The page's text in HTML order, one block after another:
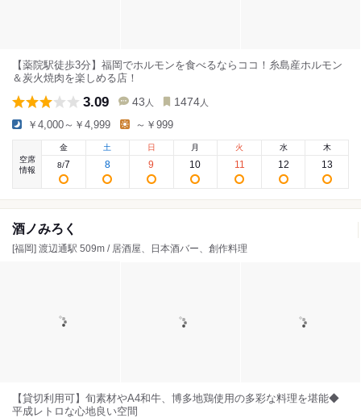
【薬院駅徒歩3分】福岡でホルモンを食べるならココ！糸島産ホルモン
＆炭火焼肉を楽しめる店！
3.09 43 人 1474 人
￥4,000～￥4,999 ～￥999
空席
情報
金
8/7
土
8
日
9
月
10
火
11
水
12
木
13
酒ノみろく
[福岡] 渡辺通駅 509m / 居酒屋、日本酒バー、創作料理
【貸切利用可】旬素材やA4和牛、博多地鶏使用の多彩な料理を堪能◆
平成レトロな心地良い空間